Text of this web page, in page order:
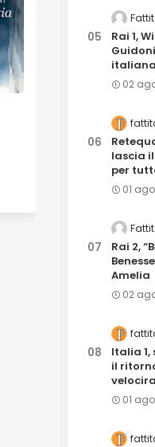
Rai 1,
02
lascia
per
01
Rai 2,
Amelia
02
Italia 1,
il
01